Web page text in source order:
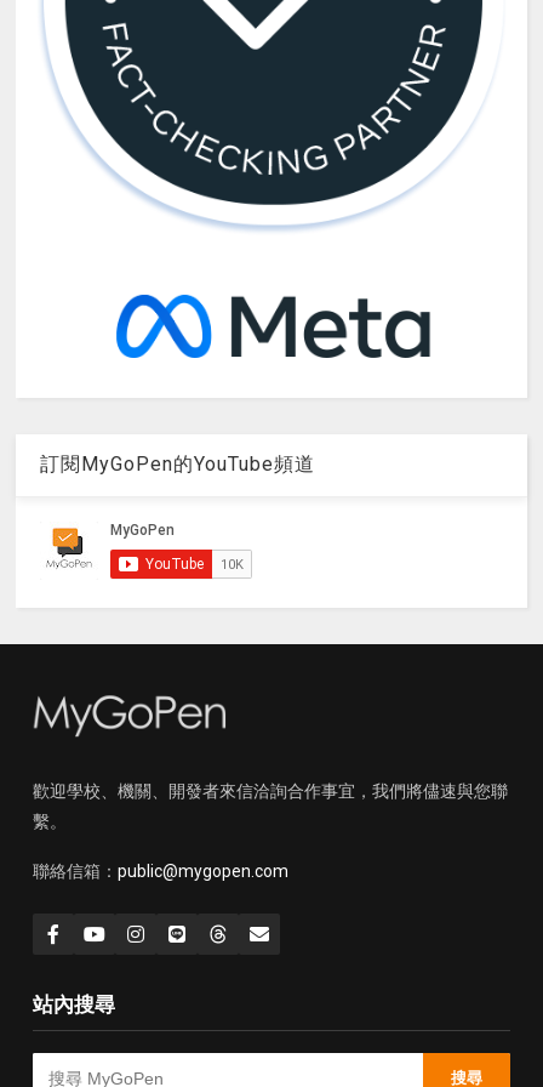
訂閱MyGoPen的YouTube頻道
歡迎學校、機關、開發者來信洽詢合作事宜，我們將儘速與您聯
繫。
聯絡信箱： public@mygopen.com
站內搜尋
搜尋